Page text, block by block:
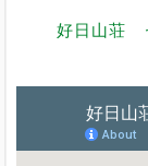
好日山荘